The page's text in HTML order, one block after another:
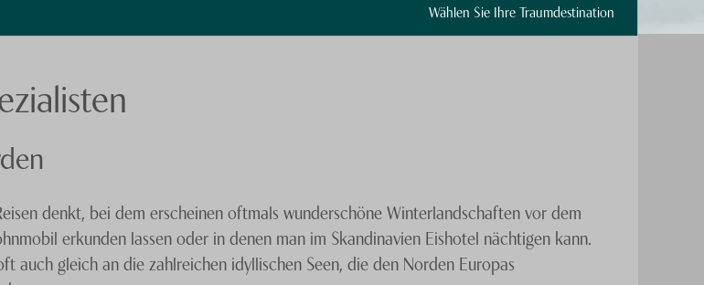
Wählen Sie Ihre Traumdestination
denkt, bei dem erscheinen oftmals wunderschöne Winterlandschaften vor dem
erkunden lassen oder in denen man im Skandinavien Eishotel nächtigen kann.
auch gleich an die zahlreichen idyllischen Seen, die den Norden Europas